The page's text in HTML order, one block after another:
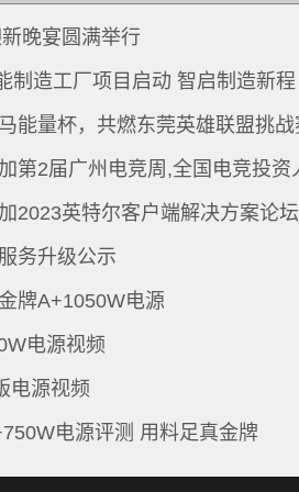
晚宴圆满举行
制造工厂项目启动 智启制造新程
能量杯，共燃东莞英雄联盟挑战
第2届广州电竞周,全国电竞投资
2023英特尔客户端解决方案论坛
务升级公示
牌A+1050W电源
电源视频
电源视频
电源评测 用料足真金牌